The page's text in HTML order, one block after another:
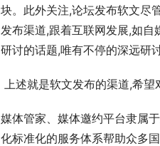
块。此外关注,论坛发布软文尽
发布渠道,跟着互联网发展,如
研讨的话题,唯有不停的深远研
上述就是软文发布的渠道,希望
媒体管家、媒体邀约平台隶属
化标准化的服务体系帮助众多